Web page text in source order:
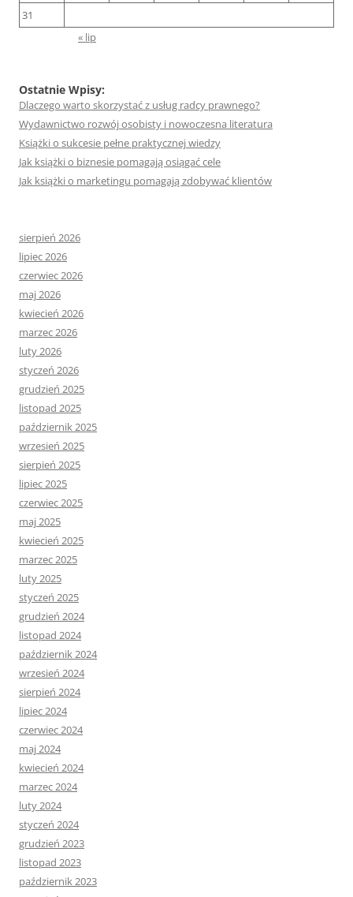
31
« lip
Ostatnie Wpisy:
Dlaczego warto skorzystać z usług radcy prawnego?
Wydawnictwo rozwój osobisty i nowoczesna literatura
Książki o sukcesie pełne praktycznej wiedzy
Jak książki o biznesie pomagają osiągać cele
Jak książki o marketingu pomagają zdobywać klientów
sierpień 2026
lipiec 2026
czerwiec 2026
maj 2026
kwiecień 2026
marzec 2026
luty 2026
styczeń 2026
grudzień 2025
listopad 2025
październik 2025
wrzesień 2025
sierpień 2025
lipiec 2025
czerwiec 2025
maj 2025
kwiecień 2025
marzec 2025
luty 2025
styczeń 2025
grudzień 2024
listopad 2024
październik 2024
wrzesień 2024
sierpień 2024
lipiec 2024
czerwiec 2024
maj 2024
kwiecień 2024
marzec 2024
luty 2024
styczeń 2024
grudzień 2023
listopad 2023
październik 2023